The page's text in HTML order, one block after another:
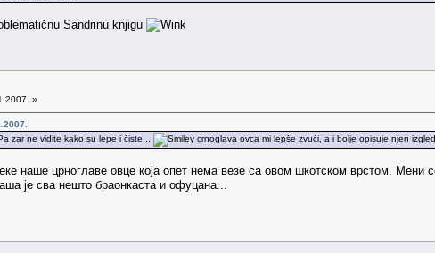
Sandrinu knjigu
»
zar ne vidite kako su lepe i čiste...
crnoglava ovca mi lepše zvuči, a i bolje opisuje njen izgled
наше црноглаве овце која опет нема везе са овом шкотском врстом. Мени
је сва нешто браонкаста и офуцана...